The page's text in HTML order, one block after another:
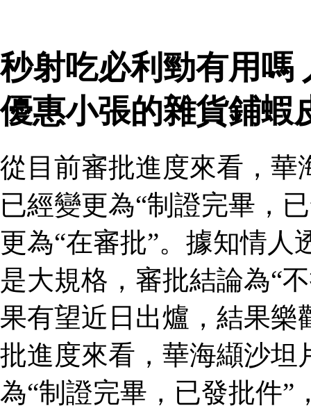
秒射吃必利勁有用嗎
優惠小張的雜貨鋪蝦
從目前審批進度來看，華
已經變更為“制證完畢，
更為“在審批”。據知情
是大規格，審批結論為“
果有望近日出爐，結果樂
批進度來看，華海纈沙坦
為“制證完畢，已發批件”